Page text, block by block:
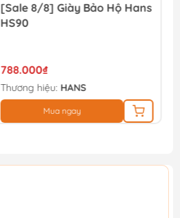
[Sale 8/8] Giày Bảo Hộ Hans
HS90
788.000₫
Thương hiệu: HANS
Mua ngay